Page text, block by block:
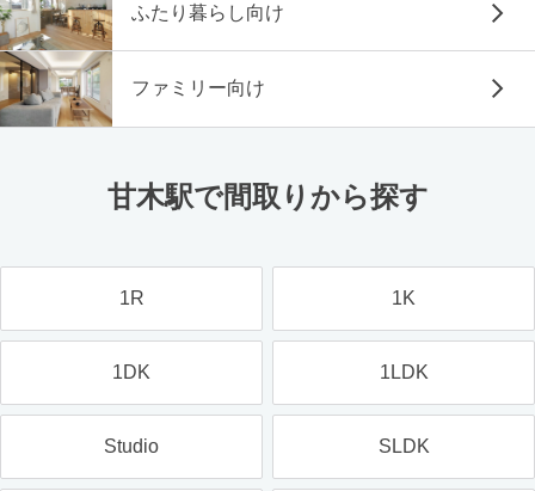
ふたり暮らし向け
ファミリー向け
甘木駅で間取りから探す
1R 1K
1DK 1LDK
Studio SLDK